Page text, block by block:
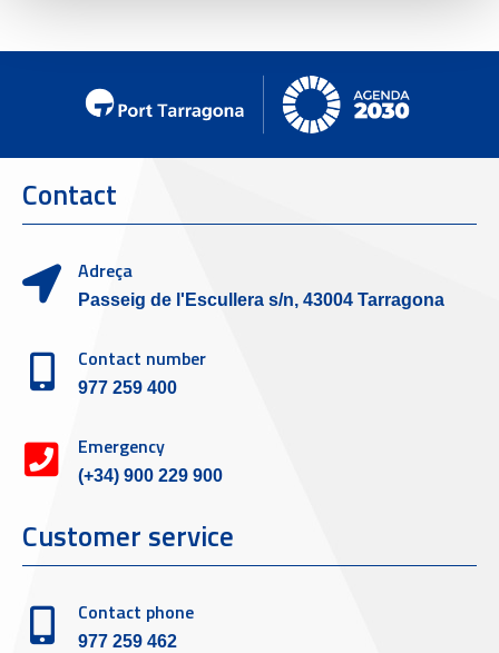
Contact
Adreça
Passeig de l'Escullera s/n, 43004 Tarragona
Contact number
977 259 400
Emergency
(+34) 900 229 900
Customer service
Contact phone
977 259 462